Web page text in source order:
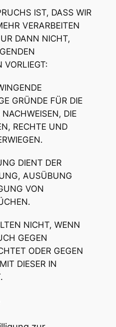
IST, DASS WIR
VERARBEITEN
DANN NICHT,
VORLIEGT:
GRÜNDE FÜR DIE
DIE
RECHTE UND
DIENT DER
AUSÜBUNG
VON
NICHT, WENN
GEGEN
ODER GEGEN
DIESER IN